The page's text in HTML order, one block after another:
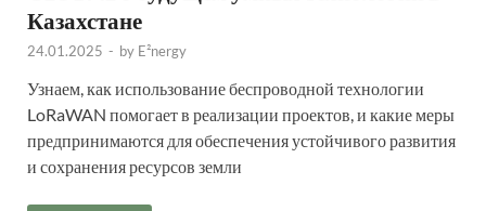
Казахстане
24.01.2025 - by E²nergy
Узнаем, как использование беспроводной технологии
LoRaWAN помогает в реализации проектов, и какие меры
предпринимаются для обеспечения устойчивого развития
и сохранения ресурсов земли